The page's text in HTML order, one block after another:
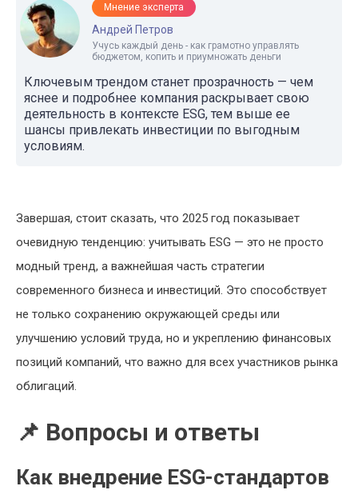
Мнение эксперта
Андрей Петров
Учусь каждый день - как грамотно управлять
бюджетом, копить и приумножать деньги
Ключевым трендом станет прозрачность — чем
яснее и подробнее компания раскрывает свою
деятельность в контексте ESG, тем выше ее
шансы привлекать инвестиции по выгодным
условиям.
Завершая, стоит сказать, что 2025 год показывает
очевидную тенденцию: учитывать ESG — это не просто
модный тренд, а важнейшая часть стратегии
современного бизнеса и инвестиций. Это способствует
не только сохранению окружающей среды или
улучшению условий труда, но и укреплению финансовых
позиций компаний, что важно для всех участников рынка
облигаций.
📌 Вопросы и ответы
Как внедрение ESG-стандартов